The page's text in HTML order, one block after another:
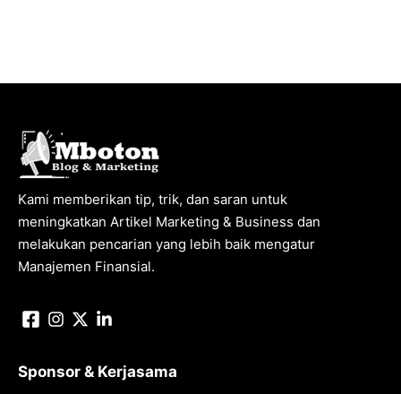
Kami memberikan tip, trik, dan saran untuk
meningkatkan Artikel Marketing & Business dan
melakukan pencarian yang lebih baik mengatur
Manajemen Finansial.
Sponsor & Kerjasama